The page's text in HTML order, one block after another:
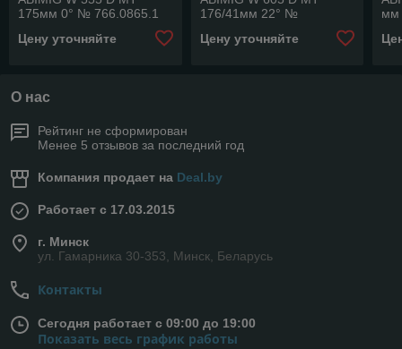
175мм 0° № 766.0865.1
Цену уточняйте
176/41мм 22° №
Цену уточняйте
мм
О нас
Рейтинг не сформирован
Менее 5 отзывов за последний год
Компания продает на Deal.by
Работает с 17.03.2015
г. Минск
ул. Гамарника 30-353, Минск, Беларусь
Контакты
Сегодня работает с 09:00 до 19:00
Показать весь график работы